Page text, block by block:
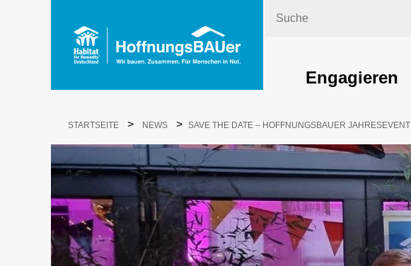
Engagieren
STARTSEITE > NEWS > SAVE THE DATE – HOFFNUNGSBAUER JAHRESEVENT